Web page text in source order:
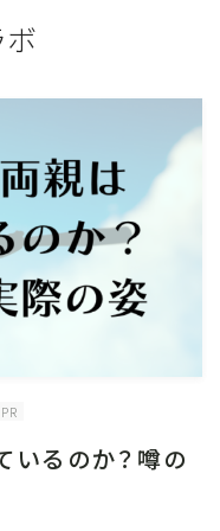
ボ
PR
るのか？噂の